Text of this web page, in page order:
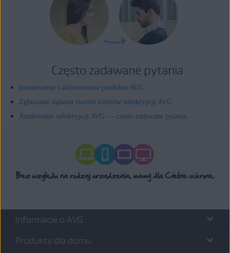
Często zadawane pytania
Instalowanie i aktywowanie produktu AVG
Zgłaszanie żądania zwrotu kosztów subskrypcji AVG
Anulowanie subskrypcji AVG — często zadawane pytania
Informacje o AVG
Produkty dla domu